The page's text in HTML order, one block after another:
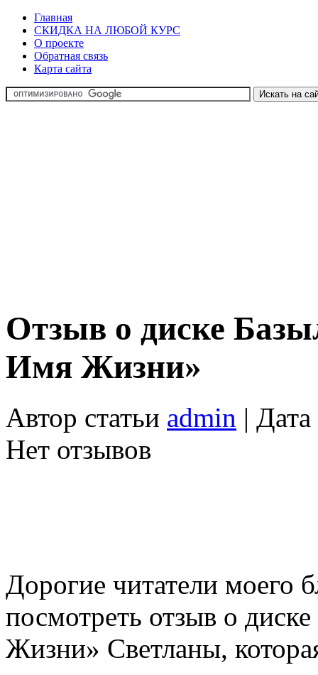
Главная
СКИДКА НА ЛЮБОЙ КУРС
О проекте
Обратная связь
Карта сайта
Отзыв о диске
Имя Жизни»
Автор статьи admin |
Нет отзывов
Дорогие читатели моего
посмотреть отзыв о
Жизни» Светланы,